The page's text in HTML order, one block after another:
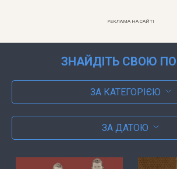
РЕКЛАМА НА САЙТІ
ЗНАЙДІТЬ СВОЮ
ЗА КАТЕГОРІЄЮ
ЗА ДАТОЮ